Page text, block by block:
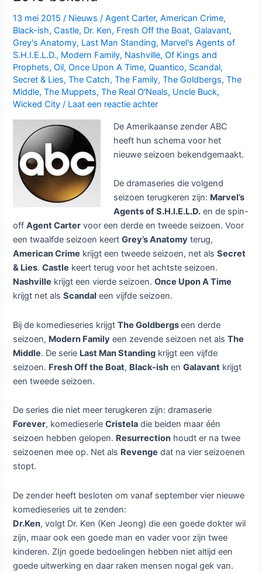
13 mei 2015/ Nieuws /Agent Carter,American Crime,
Black-ish,Castle, Dr. Ken, Fresh Off the Boat,Galavant,
Grey's Anatomy, Last Man Standing, Marvel's Agents of
S.H.I.E.L.D., Modern Family, Nashville,Of Kings and
Prophets,Oil,Once Upon A Time,Quantico, Scandal,
Secret & Lies,The Catch,The Family,The Goldbergs,The
Middle,The Muppets,The Real O'Neals, Uncle Buck,
Wicked City / Laat een reactie achter
De Amerikaanse zender ABC
heeft hun schema voor het
nieuwe seizoen bekendgemaakt.
De dramaseries die volgend
seizoen terugkeren zijn: Marvel’s
Agents of S.H.I.E.L.D. en de spin-
offAgent Carter voor een derde en tweede seizoen. Voor
een twaalfde seizoen keertGrey’s Anatomy terug,
American Crime krijgt een tweede seizoen, net alsSecret
& Lies.Castle keert terug voor het achtste seizoen.
Nashville krijgt een vierde seizoen.Once Upon A Time
krijgt net alsScandal een vijfde seizoen.
Bij de komedieseries krijgtThe Goldbergseen derde
seizoen, Modern Family een zevende seizoen net alsThe
Middle. De serie Last Man Standing krijgt een vijfde
seizoen. Fresh Off the Boat, Black-ish enGalavant krijgt
een tweede seizoen.
De series die niet meer terugkeren zijn: dramaserie
Forever, komedieserieCristela die beiden maar één
seizoen hebben gelopen. Resurrection houdt er na twee
seizoenen mee op. Net als Revenge dat na vier seizoenen
stopt.
De zender heeft besloten om vanaf september vier nieuwe
komedieseries uit te zenden:
Dr.Ken, volgt Dr. Ken (Ken Jeong) die een goede dokter wil
zijn, maar ook een goede man en vader voor zijn twee
kinderen. ZIjn goede bedoelingen hebben niet altijd een
goede uitwerking en daar raken mensen nogal gek van.